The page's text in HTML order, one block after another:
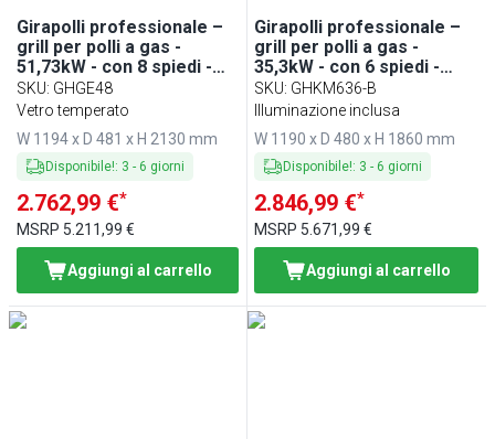
Girapolli professionale –
grill per polli a gas -
51,73kW - con 8 spiedi -
capacità fino a 48 polli
SKU: GHGE48
Vetro temperato
W 1194 x D 481 x H 2130 mm
Disponibile!: 3 - 6 giorni
2.762,99 €*
MSRP 5.211,99 €
Aggiungi al carrello
Girapolli professionale –
grill per polli a gas -
35,3kW - con 6 spiedi -
capacità fino a 36 polli
SKU: GHKM636-B
Illuminazione inclusa
W 1190 x D 480 x H 1860 mm
Disponibile!: 3 - 6 giorni
2.846,99 €*
MSRP 5.671,99 €
Aggiungi al carrello